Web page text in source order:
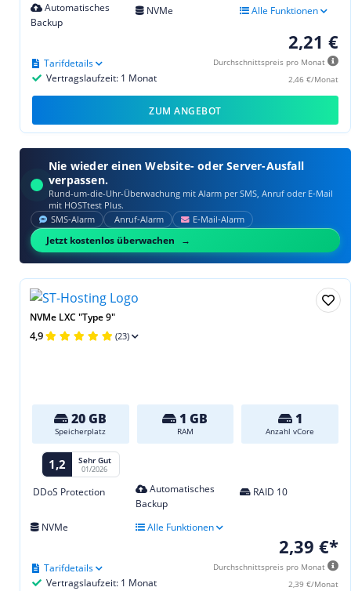
Automatisches
Backup
NVMe Alle Funktionen
2,21 €
Durchschnittspreis pro Monat
2,46 €/Monat
Vertragslaufzeit: 1 Monat
Tarifdetails
ZUM ANGEBOT
Nie wieder einen Website- oder Server-Ausfall
verpassen.
Rund-um-die-Uhr-Überwachung mit Alarm per SMS, Anruf oder E‑Mail
mit HOSTtest Plus.
SMS‑Alarm Anruf‑Alarm E‑Mail‑Alarm
Jetzt kostenlos überwachen
NVMe LXC "Type 9"
4,9 (23)
20 GB
Speicherplatz
1 GB
RAM
1
Anzahl vCore
1,2 Sehr Gut
01/2026
DDoS Protection
Automatisches
Backup
RAID 10
NVMe Alle Funktionen
2,39 €*
Durchschnittspreis pro Monat
2,39 €/Monat
Vertragslaufzeit: 1 Monat
Tarifdetails